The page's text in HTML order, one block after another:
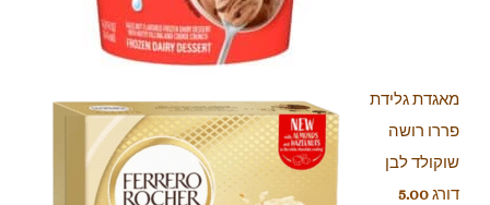
מאגדת גלידת
פררו רושה
שוקולד לבן
דורג5.00